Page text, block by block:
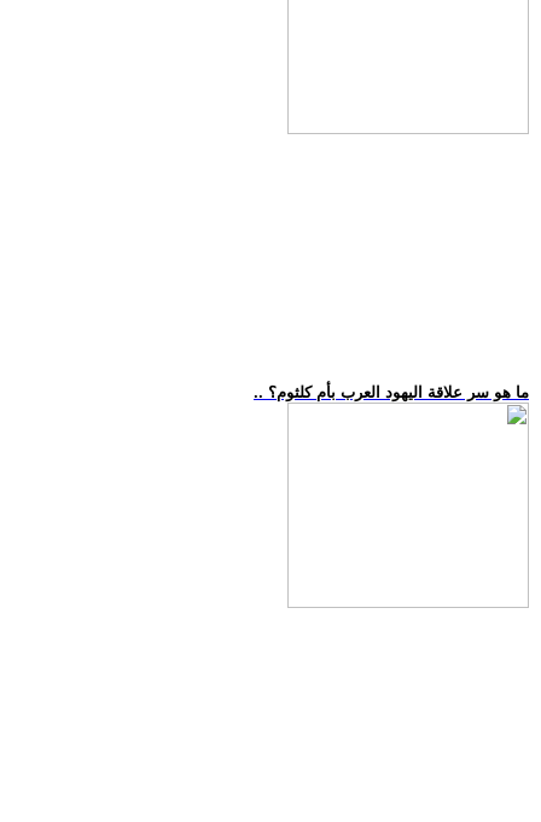
.. ما هو سر علاقة اليهود العرب بأم كلثوم؟